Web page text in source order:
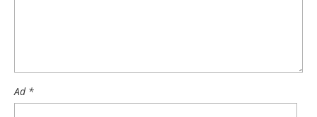
Ad *